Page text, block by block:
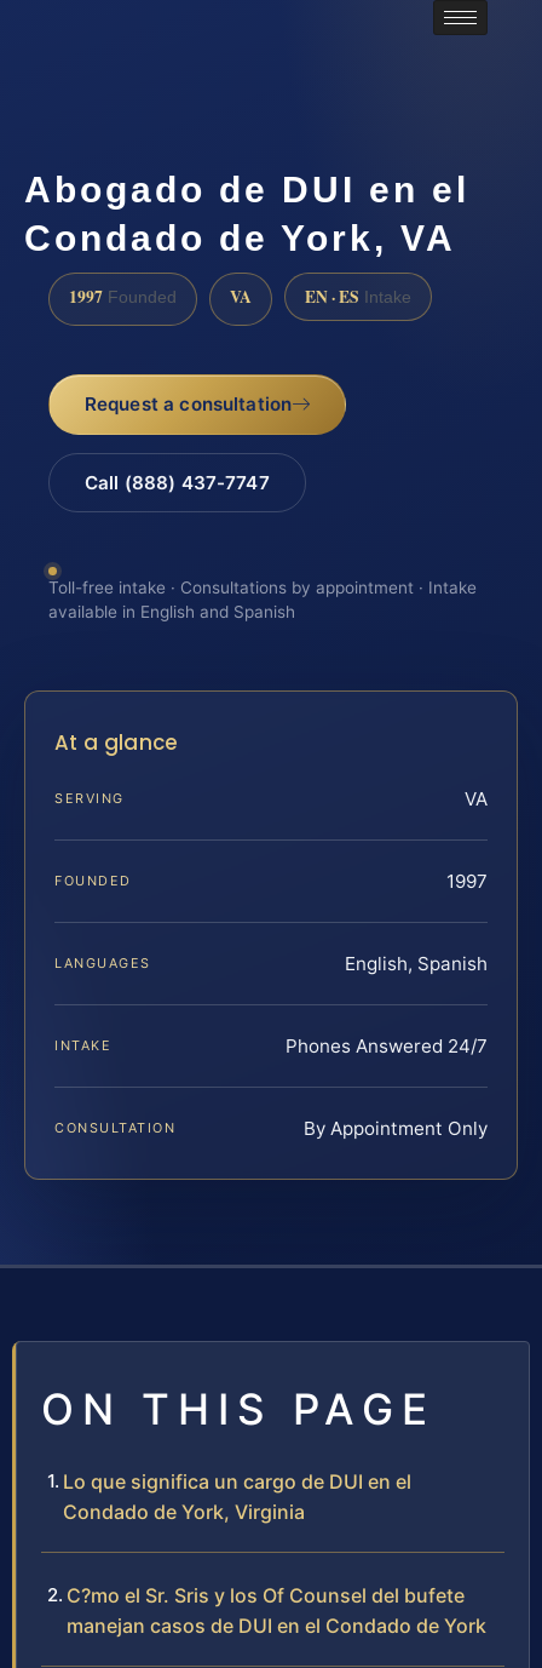
Abogado de DUI en el
Condado de York, VA
1997 Founded VA EN · ES Intake
Request a consultation
Call (888) 437-7747
Toll-free intake · Consultations by appointment · Intake
available in English and Spanish
At a glance
SERVING VA
FOUNDED 1997
LANGUAGES English, Spanish
INTAKE Phones Answered 24/7
CONSULTATION By Appointment Only
ON THIS PAGE
Lo que significa un cargo de DUI en el
Condado de York, Virginia
C?mo el Sr. Sris y los Of Counsel del bufete
manejan casos de DUI en el Condado de York